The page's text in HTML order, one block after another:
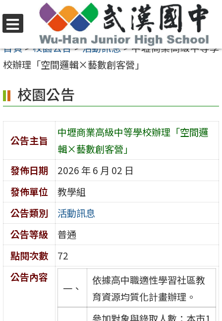
至
要
容
區
選
單
首頁>校園公告>活動訊息>中壢商業高級中等學
校辦理「空間邏輯×藝數創客營」
校園公告
公告主旨
中壢商業高級中等學校辦理「空間邏
輯×藝數創客營」
發佈日期
2026 年 6 月 02 日
發佈單位
教學組
公告類別
活動訊息
公告等級
普通
點閱次數
72
公告內容
一、
依據高中職適性學習社區教
育資源均質化計畫辦理。